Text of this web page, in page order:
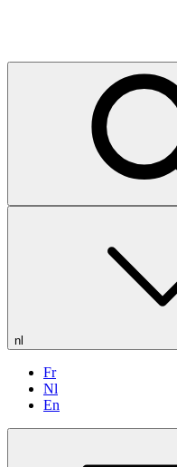
nl
Fr
Nl
En